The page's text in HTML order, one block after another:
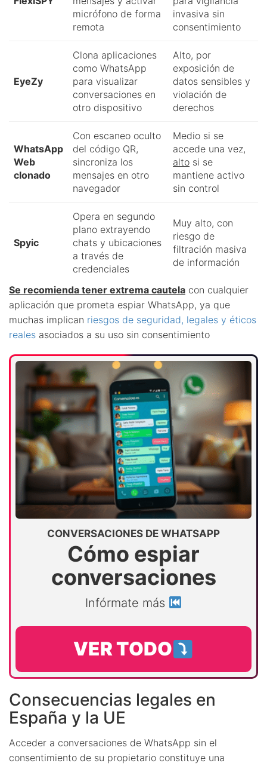
micrófono de forma
remota
invasiva sin
consentimiento
EyeZy
Clona aplicaciones
como WhatsApp
para visualizar
conversaciones en
otro dispositivo
Alto, por
exposición de
datos sensibles y
violación de
derechos
WhatsApp
Web
clonado
Con escaneo oculto
del código QR,
sincroniza los
mensajes en otro
navegador
Medio si se
accede una vez,
alto si se
mantiene activo
sin control
Spyic
Opera en segundo
plano extrayendo
chats y ubicaciones
a través de
credenciales
Muy alto, con
riesgo de
filtración masiva
de información
Se recomienda tener extrema cautela con cualquier
aplicación que prometa espiar WhatsApp, ya que
muchas implican riesgos de seguridad, legales y éticos
reales asociados a su uso sin consentimiento
CONVERSACIONES DE WHATSAPP
Cómo espiar
conversaciones
Infórmate más
VER TODO
Consecuencias legales en
España y la UE
Acceder a conversaciones de WhatsApp sin el
consentimiento de su propietario constituye una